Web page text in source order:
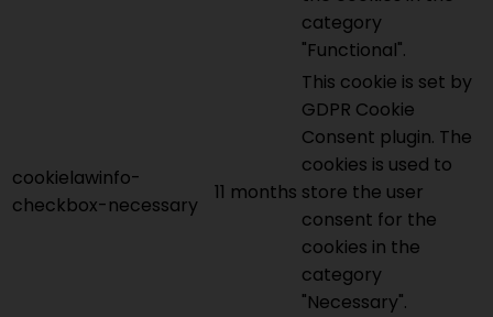
category
"Functional".
cookielawinfo-
checkbox-necessary
11 months
This cookie is set by
GDPR Cookie
Consent plugin. The
cookies is used to
store the user
consent for the
cookies in the
category
"Necessary".